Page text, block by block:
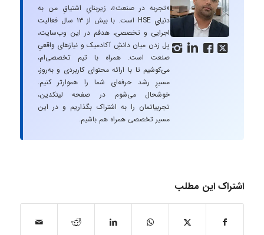
   
«تجربه در صنعت»، زیربنایِ اشتیاقِ من به
دنیایِ HSE است. با بیش از ۱۳ سال فعالیت
اجرایی و تخصصی، هدفم در این وب‌سایت،
پل زدن میان دانشِ آکادمیک و نیازهای واقعیِ
صنعت است. همراه با تیم تخصصی‌ام،
می‌کوشیم تا با ارائه محتوای کاربردی و به‌روز،
مسیرِ رشد حرفه‌ای شما را هموارتر کنیم.
خوشحال می‌شوم در صفحه لینکدین،
تجربیاتمان را به اشتراک بگذاریم و در این
مسیر تخصصی همراه هم باشیم.
اشتراک این مطلب